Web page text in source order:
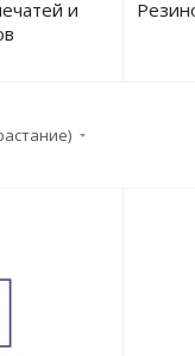
и